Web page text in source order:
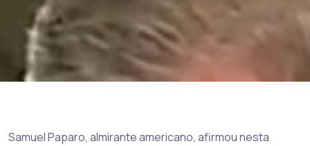
Samuel Paparo, almirante americano, afirmou nesta